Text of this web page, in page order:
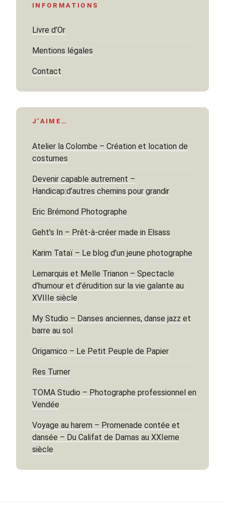
INFORMATIONS
Livre d’Or
Mentions légales
Contact
J’AIME…
Atelier la Colombe – Création et location de
costumes
Devenir capable autrement –
Handicap:d’autres chemins pour grandir
Eric Brémond Photographe
Geht’s In – Prêt-à-créer made in Elsass
Karim Tataï – Le blog d’un jeune photographe
Lemarquis et Melle Trianon – Spectacle
d’humour et d’érudition sur la vie galante au
XVIIIe siècle
My Studio – Danses anciennes, danse jazz et
barre au sol
Origamico – Le Petit Peuple de Papier
Res Turner
TOMA Studio – Photographe professionnel en
Vendée
Voyage au harem – Promenade contée et
dansée – Du Califat de Damas au XXIeme
siècle